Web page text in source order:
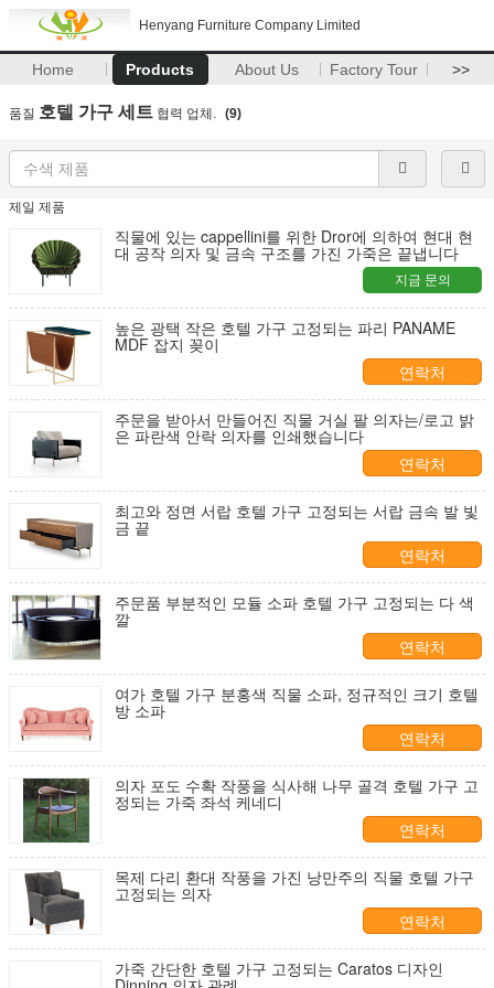
Henyang Furniture Company Limited
Home Products About Us Factory Tour >>
품질 호텔 가구 세트 협력 업체. (9)
제일 제품
직물에 있는 cappellini를 위한 Dror에 의하여 현대 현
대 공작 의자 및 금속 구조를 가진 가죽은 끝냅니다
지금 문의
높은 광택 작은 호텔 가구 고정되는 파리 PANAME
MDF 잡지 꽂이
연락처
주문을 받아서 만들어진 직물 거실 팔 의자는/로고 밝
은 파란색 안락 의자를 인쇄했습니다
연락처
최고와 정면 서랍 호텔 가구 고정되는 서랍 금속 발 빛
금 끝
연락처
주문품 부분적인 모듈 소파 호텔 가구 고정되는 다 색
깔
연락처
여가 호텔 가구 분홍색 직물 소파, 정규적인 크기 호텔
방 소파
연락처
의자 포도 수확 작풍을 식사해 나무 골격 호텔 가구 고
정되는 가죽 좌석 케네디
연락처
목제 다리 환대 작풍을 가진 낭만주의 직물 호텔 가구
고정되는 의자
연락처
가죽 간단한 호텔 가구 고정되는 Caratos 디자인